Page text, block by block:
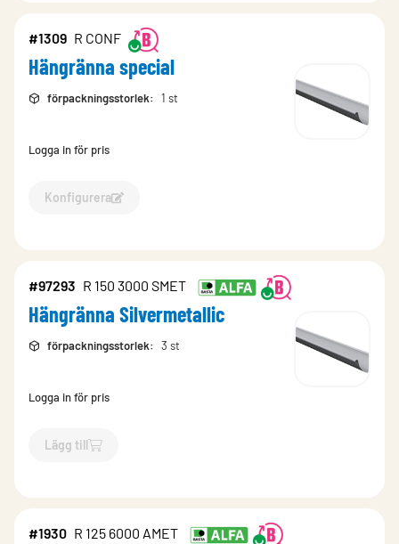
#1309 R CONF
Hängränna special
förpackningsstorlek: 1 st
Logga in för pris
Konfigurera
Konfigurera Hängränna special-1309
#97293 R 150 3000 SMET
Hängränna Silvermetallic
förpackningsstorlek: 3 st
Logga in för pris
Lägg till
`$Lägg till
#1930 R 125 6000 AMET